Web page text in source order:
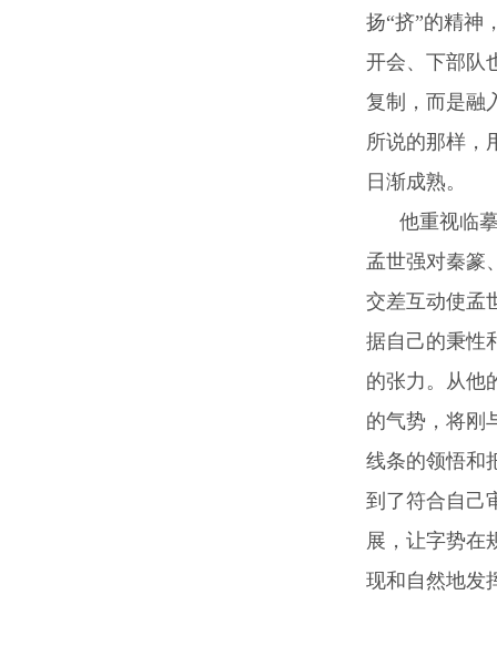
扬“挤”的精神
开会、下部队
复制，而是融
所说的那样，
日渐成熟。
他重视临摹
孟世强对秦篆
交差互动使孟
据自己的秉性
的张力。从他
的气势，将刚
线条的领悟和
到了符合自己
展，让字势在
现和自然地发